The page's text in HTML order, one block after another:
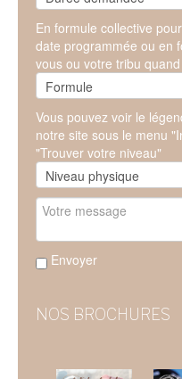
En formule collective
date programmée ou en
vous ou votre tribu
Vous pouvez voir le
notre site sous le menu
"Trouver votre niveau"
Envoyer
NOS BROCHURES